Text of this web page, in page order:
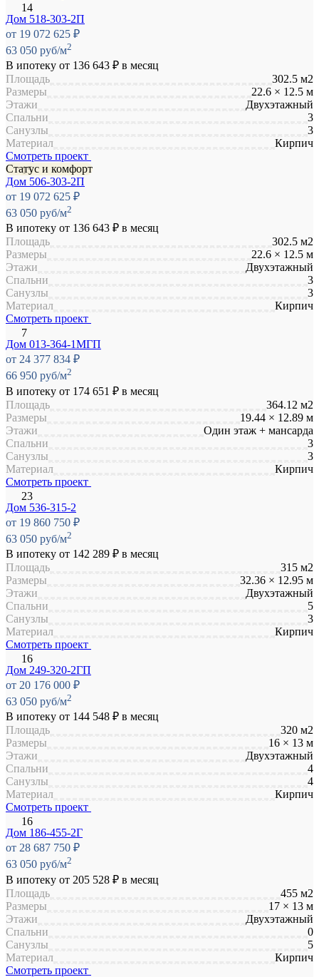
Дом 518-303-2П
от 19 072 625 ₽
63 050 руб/м2
В ипотеку от 136 643 ₽ в месяц
Площадь
302.5 м2
Размеры
22.6 × 12.5 м
Этажи
Двухэтажный
Спальни
3
Санузлы
3
Материал
Кирпич
Смотреть проект
Статус и комфорт
Дом 506-303-2П
от 19 072 625 ₽
63 050 руб/м2
В ипотеку от 136 643 ₽ в месяц
Площадь
302.5 м2
Размеры
22.6 × 12.5 м
Этажи
Двухэтажный
Спальни
3
Санузлы
3
Материал
Кирпич
Смотреть проект
Дом 013-364-1МГП
от 24 377 834 ₽
66 950 руб/м2
В ипотеку от 174 651 ₽ в месяц
Площадь
364.12 м2
Размеры
19.44 × 12.89 м
Этажи
Один этаж + мансарда
Спальни
3
Санузлы
3
Материал
Кирпич
Смотреть проект
Дом 536-315-2
от 19 860 750 ₽
63 050 руб/м2
В ипотеку от 142 289 ₽ в месяц
Площадь
315 м2
Размеры
32.36 × 12.95 м
Этажи
Двухэтажный
Спальни
5
Санузлы
3
Материал
Кирпич
Смотреть проект
Дом 249-320-2ГП
от 20 176 000 ₽
63 050 руб/м2
В ипотеку от 144 548 ₽ в месяц
Площадь
320 м2
Размеры
16 × 13 м
Этажи
Двухэтажный
Спальни
4
Санузлы
4
Материал
Кирпич
Смотреть проект
Дом 186-455-2Г
от 28 687 750 ₽
63 050 руб/м2
В ипотеку от 205 528 ₽ в месяц
Площадь
455 м2
Размеры
17 × 13 м
Этажи
Двухэтажный
Спальни
0
Санузлы
5
Материал
Кирпич
Смотреть проект